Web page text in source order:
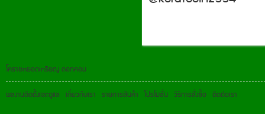
โคราชหยอดเหรียญ ดอทคอม
ผลงานติดตั้งและดูแล เกี่ยวกับเรา รายการสินค้า โปรโมชั่น วิธีการสั่งซื้อ ติดต่อเรา